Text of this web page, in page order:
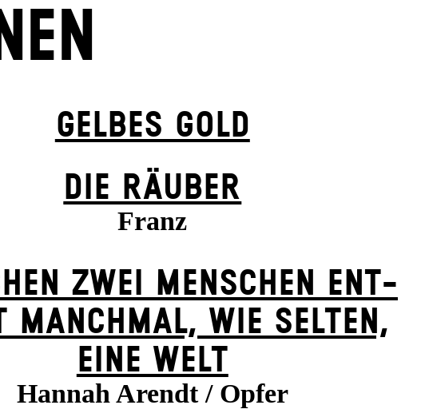
GELBES GOLD
DIE RÄUBER
Franz
ZWEI MENSCHEN ENT­
MANCH­MAL, WIE SELTEN,
EINE WELT
Hannah Arendt / Opfer